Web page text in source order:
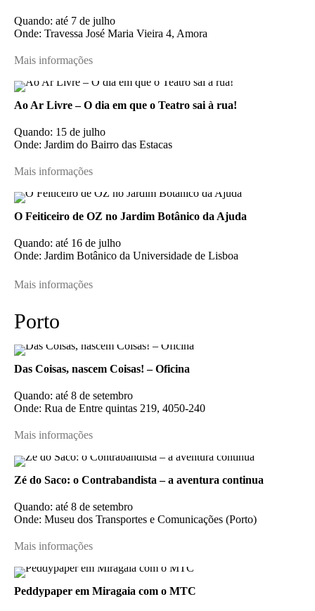
Quando: até 7 de julho
Onde: Travessa José Maria Vieira 4, Amora
Mais informações
Ao Ar Livre – O dia em que o Teatro sai à rua!
Quando: 15 de julho
Onde: Jardim do Bairro das Estacas
Mais informações
O Feiticeiro de OZ no Jardim Botânico da Ajuda
Quando: até 16 de julho
Onde: Jardim Botânico da Universidade de Lisboa
Mais informações
Porto
Das Coisas, nascem Coisas! – Oficina
Quando: até 8 de setembro
Onde: Rua de Entre quintas 219, 4050-240
Mais informações
Zé do Saco: o Contrabandista – a aventura continua
Quando: até 8 de setembro
Onde: Museu dos Transportes e Comunicações (Porto)
Mais informações
Peddypaper em Miragaia com o MTC